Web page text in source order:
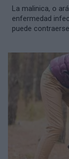
La malinica, o
enfermedad
puede